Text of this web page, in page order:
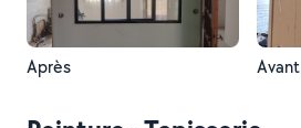
Après Avant